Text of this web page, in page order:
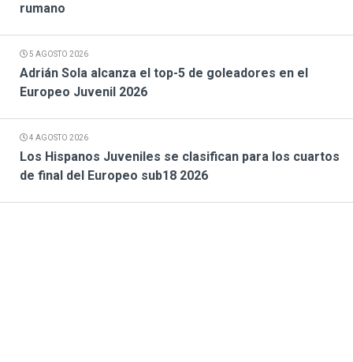
rumano
5 AGOSTO 2026
Adrián Sola alcanza el top-5 de goleadores en el
Europeo Juvenil 2026
4 AGOSTO 2026
Los Hispanos Juveniles se clasifican para los cuartos
de final del Europeo sub18 2026